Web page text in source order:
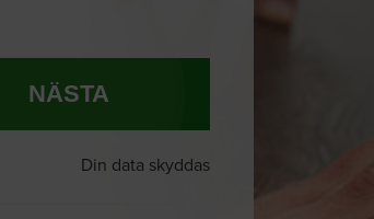
NÄSTA
Din data skyddas